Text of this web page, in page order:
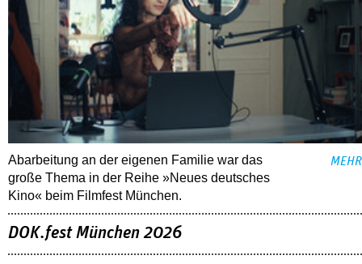
Abarbeitung an der eigenen Familie war das
große Thema in der Reihe »Neues deutsches
Kino« beim Filmfest München.
MEHR
DOK.fest München 2026